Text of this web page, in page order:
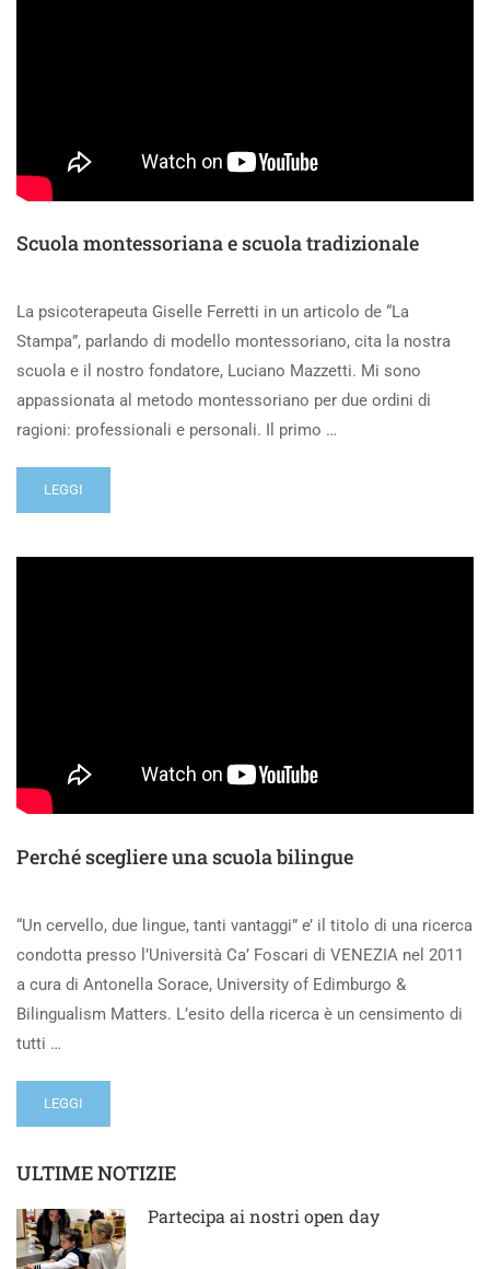
Scuola montessoriana e scuola tradizionale
La psicoterapeuta Giselle Ferretti in un articolo de “La
Stampa”, parlando di modello montessoriano, cita la nostra
scuola e il nostro fondatore, Luciano Mazzetti. Mi sono
appassionata al metodo montessoriano per due ordini di
ragioni: professionali e personali. Il primo …
LEGGI
Perché scegliere una scuola bilingue
“Un cervello, due lingue, tanti vantaggi” e’ il titolo di una ricerca
condotta presso l’Università Ca’ Foscari di VENEZIA nel 2011
a cura di Antonella Sorace, University of Edimburgo &
Bilingualism Matters. L’esito della ricerca è un censimento di
tutti …
LEGGI
ULTIME NOTIZIE
Partecipa ai nostri open day